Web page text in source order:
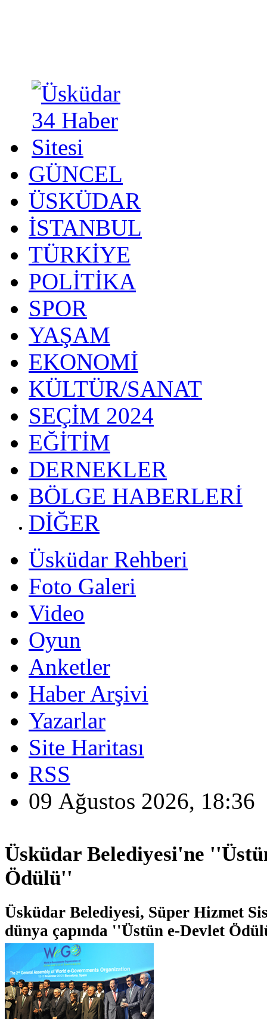
GÜNCEL
ÜSKÜDAR
İSTANBUL
TÜRKİYE
POLİTİKA
SPOR
YAŞAM
EKONOMİ
KÜLTÜR/SANAT
SEÇİM 2024
EĞİTİM
DERNEKLER
BÖLGE HABERLERİ
DİĞER
Üsküdar Rehberi
Foto Galeri
Video
Oyun
Anketler
Haber Arşivi
Yazarlar
Site Haritası
RSS
09 Ağustos 2026, 18:36
Üsküdar Belediyesi'ne
Ödülü''
Üsküdar Belediyesi, Süper Hizmet
dünya çapında ''Üstün e-Devlet